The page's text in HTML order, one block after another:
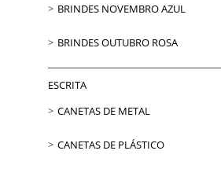
BRINDES NOVEMBRO AZUL
BRINDES OUTUBRO ROSA
ESCRITA
CANETAS DE METAL
CANETAS DE PLÁSTICO